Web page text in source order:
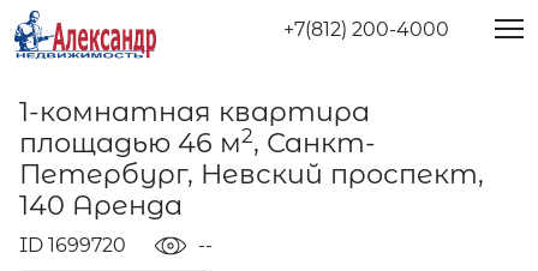
+7(812) 200-4000
1-комнатная квартира
площадью 46 м2, Санкт-
Петербург, Невский проспект,
140 Аренда
ID 1699720 --